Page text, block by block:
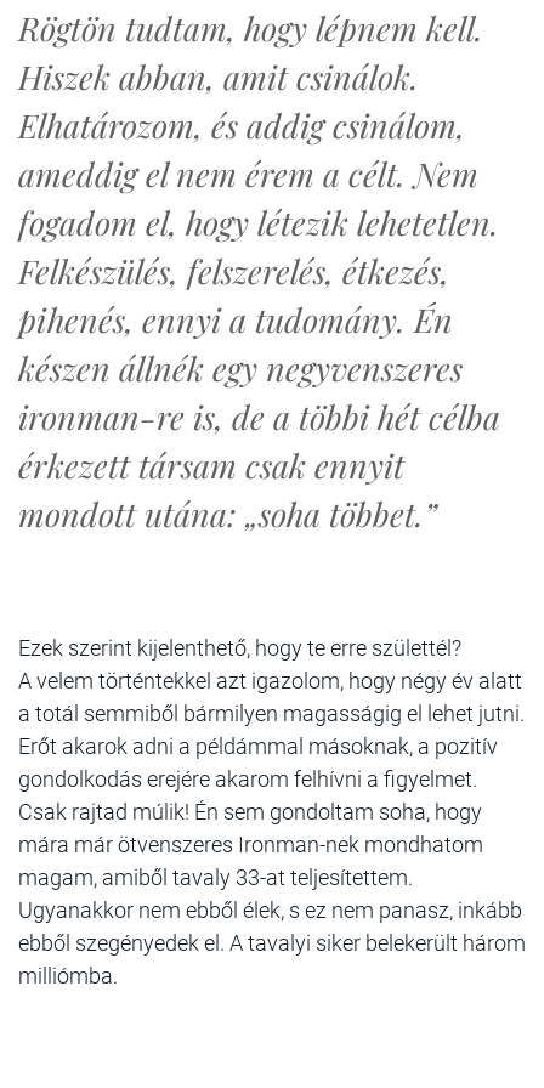
Rögtön tudtam, hogy lépnem kell.
Hiszek abban, amit csinálok.
Elhatározom, és addig csinálom,
ameddig el nem érem a célt. Nem
fogadom el, hogy létezik lehetetlen.
Felkészülés, felszerelés, étkezés,
pihenés, ennyi a tudomány. Én
készen állnék egy negyvenszeres
ironman-re is, de a többi hét célba
érkezett társam csak ennyit
mondott utána: „soha többet.”
Ezek szerint kijelenthető, hogy te erre születtél?
A velem történtekkel azt igazolom, hogy négy év alatt
a totál semmiből bármilyen magasságig el lehet jutni.
Erőt akarok adni a példámmal másoknak, a pozitív
gondolkodás erejére akarom felhívni a figyelmet.
Csak rajtad múlik! Én sem gondoltam soha, hogy
mára már ötvenszeres Ironman-nek mondhatom
magam, amiből tavaly 33-at teljesítettem.
Ugyanakkor nem ebből élek, s ez nem panasz, inkább
ebből szegényedek el. A tavalyi siker belekerült három
milliómba.